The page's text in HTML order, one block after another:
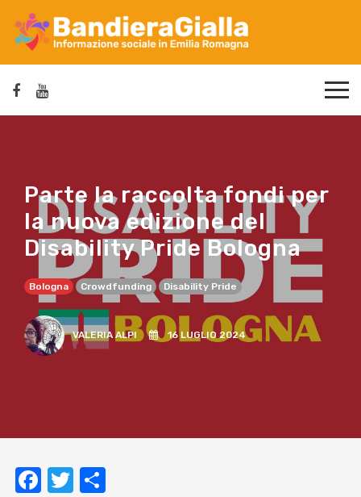
Parte la raccolta fondi per
la nuova edizione del
Disability Pride Bologna
Bologna Crowdfunding Disability Pride
VALERIA ALPI 16 LUGLIO 2024
Facebook
Twitter